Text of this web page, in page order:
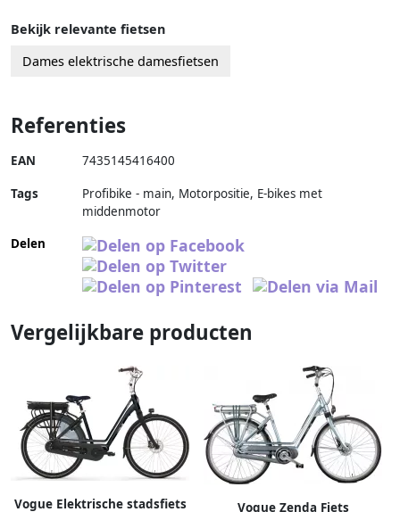
Bekijk relevante fietsen
Dames elektrische damesfietsen
Referenties
EAN 7435145416400
Tags
Profibike - main, Motorpositie, E-bikes met
middenmotor
Delen
Vergelijkbare producten
Vogue Elektrische stadsfiets
Vogue Zenda Fiets